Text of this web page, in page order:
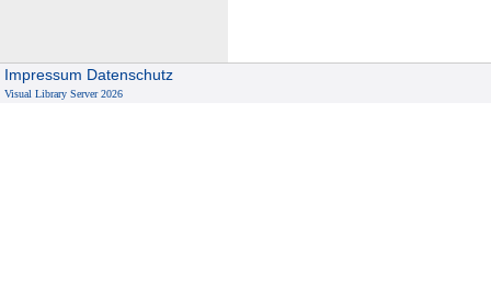
Impressum Datenschutz
Visual Library Server 2026